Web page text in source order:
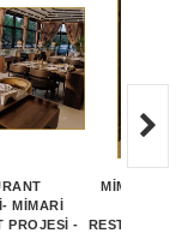
MİMARİ
PROJESİ -
MİMARİ